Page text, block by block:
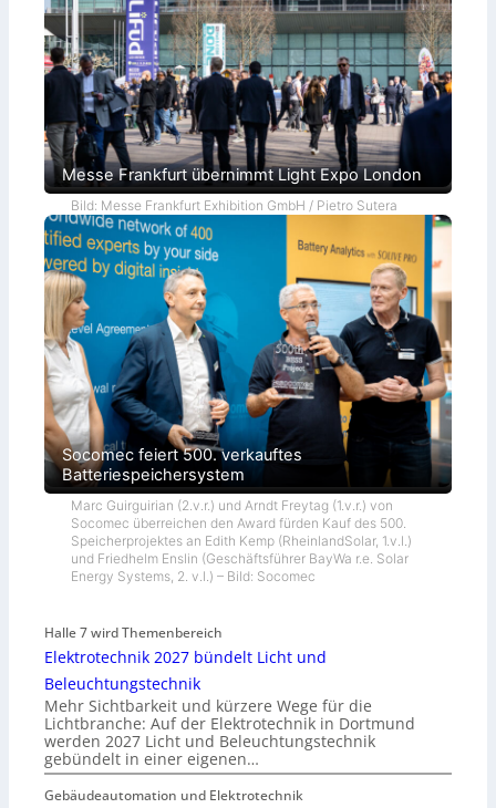
Messe Frankfurt übernimmt Light Expo London
Bild: Messe Frankfurt Exhibition GmbH / Pietro Sutera
Socomec feiert 500. verkauftes
Batteriespeichersystem
Marc Guirguirian (2.v.r.) und Arndt Freytag (1.v.r.) von
Socomec überreichen den Award fürden Kauf des 500.
Speicherprojektes an Edith Kemp (RheinlandSolar, 1.v.l.)
und Friedhelm Enslin (Geschäftsführer BayWa r.e. Solar
Energy Systems, 2. v.l.) – Bild: Socomec
Halle 7 wird Themenbereich
Elektrotechnik 2027 bündelt Licht und
Beleuchtungstechnik
Mehr Sichtbarkeit und kürzere Wege für die
Lichtbranche: Auf der Elektrotechnik in Dortmund
werden 2027 Licht und Beleuchtungstechnik
gebündelt in einer eigenen…
Gebäudeautomation und Elektrotechnik